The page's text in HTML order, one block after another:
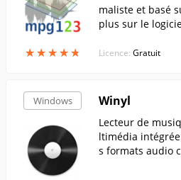
★★★★★
★★★★★
maliste et basé
plus sur le
Licence: Gratuit
Windows Winyl
Lecteur de
ltimédia
s formats audio